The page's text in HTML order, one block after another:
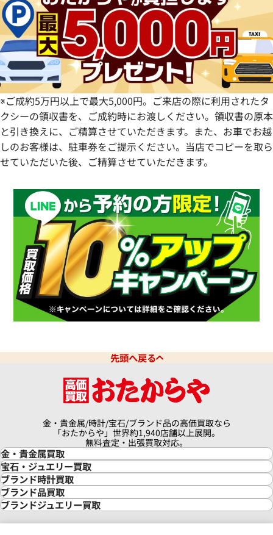
大分県
宮崎県
鹿児島県
※ご成約5万円以上で最大5,000円。ご来店の際に利用されたタ
クシーの領収書を、ご成約時にお渡しください。領収書の原本
と引き換えに、ご精算させていただきます。また、お車でお越
しのお客様は、駐車券をご提示ください。当店でコピーを取ら
せていただいた後、ご精算させていただきます。
先頭へ戻る
金・貴金属/時計/宝石/ブランド品の高価買取なら
「おたからや」世界約1,940店舗以上展開。
無料査定・出張買取対応。
金・貴金属買取
金買取
金の相場価格情報
金の参考買取価格一覧
インゴット買取
インゴットの相場価格情報
24金買取
宝石・ジュエリー買取
宝石・ジュエリー買取
ダイヤモンド買取
ダイヤモンド・宝石の参考価格一覧
リング・結婚指輪買取
エメラルド買取
ブランド時計買取
時計買取
ロレックス買取
ロレックス デイトナ買取
ロレックス サブマリーナー買取
ブランド品買取
ブランド買取
ブランドジュエリー買取